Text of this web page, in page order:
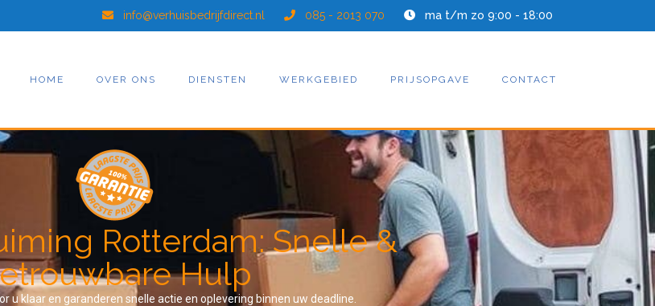
info@verhuisbedrijfdirect.nl 085 - 2013 070 ma t/m zo 9:00 - 18:00
HOME OVER ONS DIENSTEN WERKGEBIED PRIJSOPGAVE CONTACT
Rotterdam: Snelle &
Hulp
u klaar en garanderen snelle actie en oplevering binnen uw deadline.